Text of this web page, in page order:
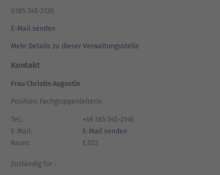
0385 545-2130
E-Mail senden
Mehr Details zu dieser Verwaltungsstelle
Kontakt
Frau Christin Augustin
Position: Fachgruppenleiterin
Tel.:
+49 385 545-2146
E-Mail:
E-Mail senden
Raum:
E.023
Zuständig für :